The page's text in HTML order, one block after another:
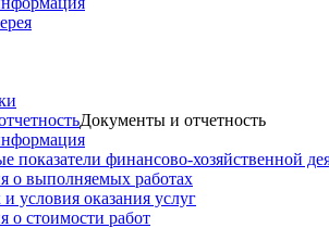
Документы и отчетность
показатели финансово-хозяйственной
о выполняемых работах
условия оказания услуг
о стоимости работ